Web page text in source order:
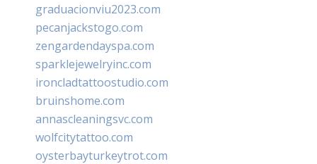
graduacionviu2023.com
pecanjackstogo.com
zengardendayspa.com
sparklejewelryinc.com
ironcladtattoostudio.com
bruinshome.com
annascleaningsvc.com
wolfcitytattoo.com
oysterbayturkeytrot.com